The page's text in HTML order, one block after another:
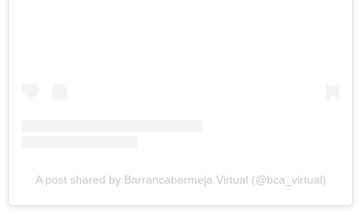
A post shared by Barrancabermeja Virtual (@bca_virtual)